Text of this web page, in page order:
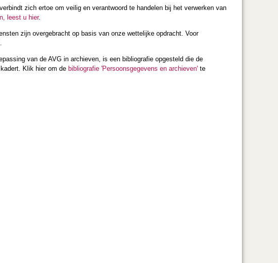
zich ertoe om veilig en verantwoord te handelen bij het verwerken van
leest u hier.
zijn overgebracht op basis van onze wettelijke opdracht. Voor
van de AVG in archieven, is een bibliografie opgesteld die de
Klik hier om de bibliografie 'Persoonsgegevens en archieven' te